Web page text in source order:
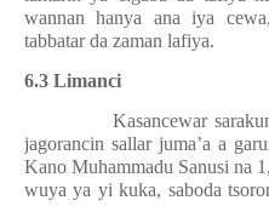
wannan hanya ana iya
tabbatar da zaman lafiya.
6.3 Limanci
Kasancewar
jagorancin sallar juma’a a
Kano Muhammadu Sanusi na
wuya ya yi kuka, saboda